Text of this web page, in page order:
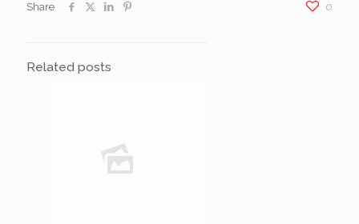
Share 0
Related posts